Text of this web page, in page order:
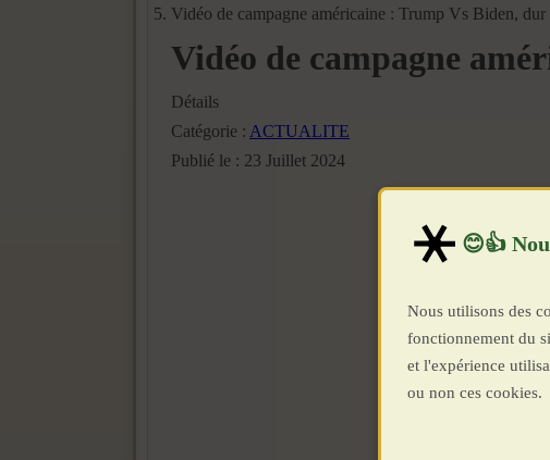
Vidéo de campagne américaine : Trump Vs Biden,
Vidéo de campagne
Détails
Catégorie : ACTUALITE
Publié le : 23 Juillet 2024
Nous utilisons des
fonctionnement du
et l'expérience
ou non ces cookies.